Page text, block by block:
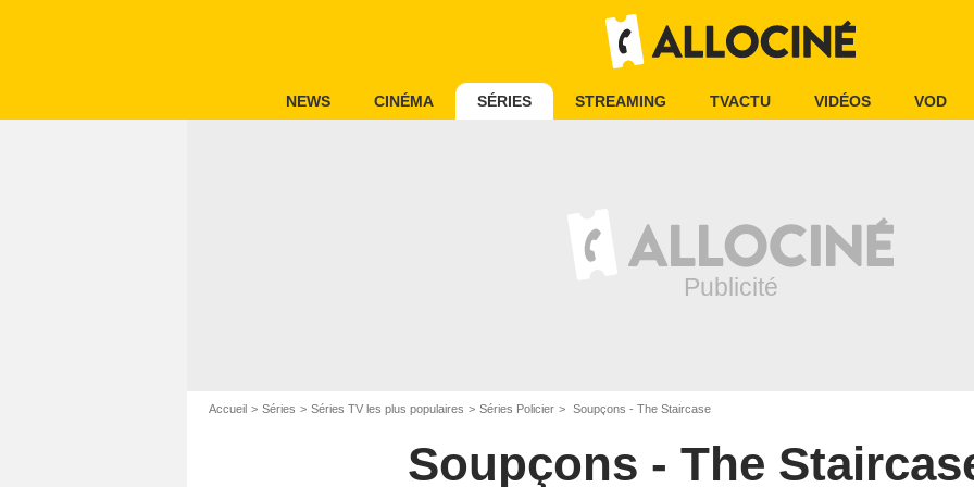
NEWS CINÉMA SÉRIES STREAMING TVACTU VIDÉOS VOD
Accueil Séries Séries TV les plus populaires Séries Policier Soupçons - The Staircase
Soupçons - The